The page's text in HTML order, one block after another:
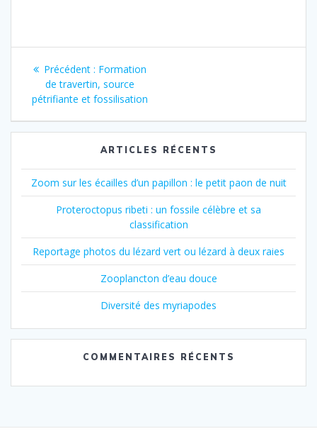
Navigation
de
l’article
Précédent : Article
précédent
:
Formation
de travertin, source
pétrifiante et fossilisation
ARTICLES RÉCENTS
Zoom sur les écailles d’un papillon : le petit paon de nuit
Proteroctopus ribeti : un fossile célèbre et sa
classification
Reportage photos du lézard vert ou lézard à deux raies
Zooplancton d’eau douce
Diversité des myriapodes
COMMENTAIRES RÉCENTS